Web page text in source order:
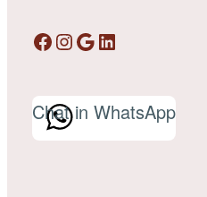
Facebook InstagramGoogle LinkedIn
Chat in WhatsApp